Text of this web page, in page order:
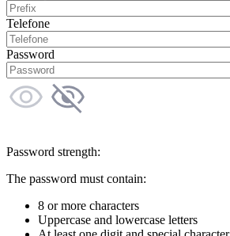
Telefone
Password
Password strength:
The password must contain:
8 or more characters
Uppercase and lowercase letters